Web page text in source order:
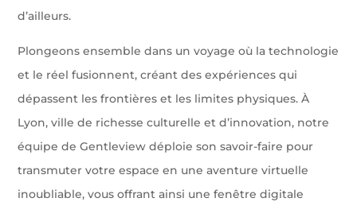
d’ailleurs.
Plongeons ensemble dans un voyage où la technologie
et le réel fusionnent, créant des expériences qui
dépassent les frontières et les limites physiques. À
Lyon, ville de richesse culturelle et d’innovation, notre
équipe de Gentleview déploie son savoir-faire pour
transmuter votre espace en une aventure virtuelle
inoubliable, vous offrant ainsi une fenêtre digitale